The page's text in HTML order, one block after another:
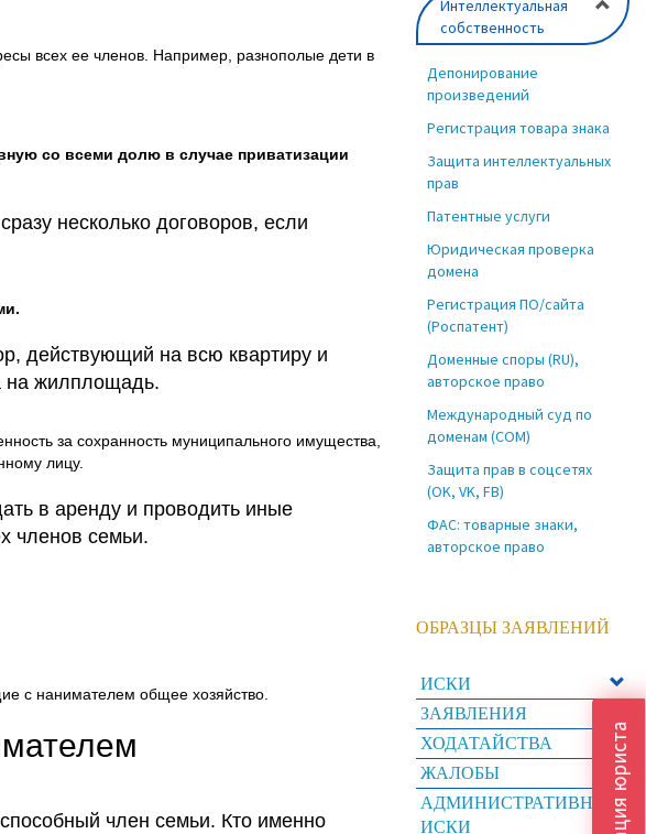
всех ее членов. Например, разнополые дети в
со всеми долю в случае приватизации
несколько договоров, если
действующий на всю квартиру и
на жилплощадь.
за сохранность муниципального имущества,
лицу.
в аренду и проводить иные
членов семьи.
с нанимателем общее хозяйство.
член семьи. Кто именно
Интеллектуальная
собственность
Депонирование
произведений
Регистрация товара знака
Защита интеллектуальных
прав
Патентные услуги
Юридическая проверка
домена
Регистрация ПО/сайта
(Роспатент)
Доменные споры (RU),
авторское право
Международный суд по
доменам (COM)
Защита прав в соцсетях
(OK, VK, FB)
ФАС: товарные знаки,
авторское право
ОБРАЗЦЫ ЗАЯВЛЕНИЙ
ИСКИ
ЗАЯВЛЕНИЯ
ХОДАТАЙСТВА
ЖАЛОБЫ
АДМИНИСТРАТИВНЫЕ
ИСКИ